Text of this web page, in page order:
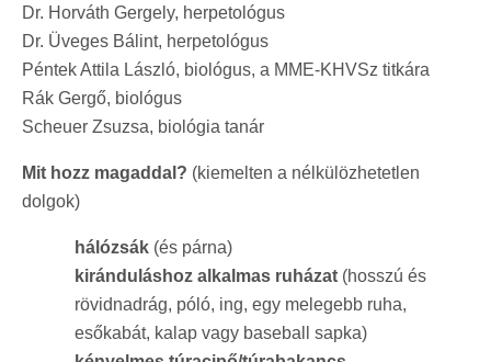
Dr. Horváth Gergely, herpetológus
Dr. Üveges Bálint, herpetológus
Péntek Attila László, biológus, a MME-KHVSz titkára
Rák Gergő, biológus
Scheuer Zsuzsa, biológia tanár
Mit hozz magaddal? (kiemelten a nélkülözhetetlen
dolgok)
hálózsák (és párna)
kiránduláshoz alkalmas ruházat (hosszú és
rövidnadrág, póló, ing, egy melegebb ruha,
esőkabát, kalap vagy baseball sapka)